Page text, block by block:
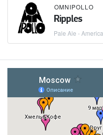
OMNIPOLLO
Ripples
Pale Ale -